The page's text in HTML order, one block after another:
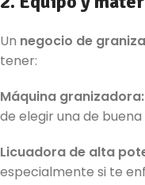
Un negocio de
tener:
Máquina granizadora:
de elegir una de
Licuadora de alta
especialmente si te